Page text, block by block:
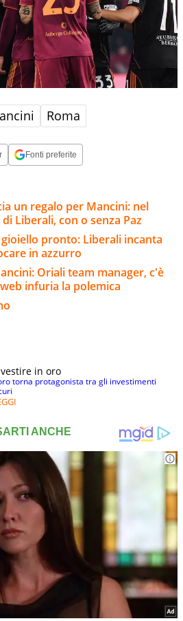
Roma
Fonti preferite
un regalo per Mancini: nel
Liberali, con o senza Paz
pronto: Liberali incanta
in azzurro
Oriali team manager, c'è
infuria la polemica
in oro
torna protagonista tra gli investimenti